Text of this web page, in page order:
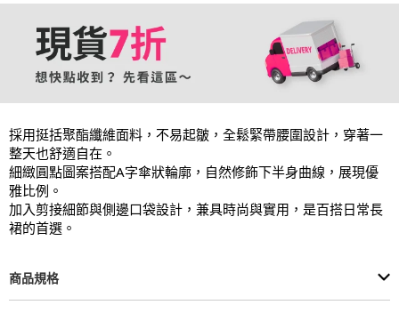
採用挺括聚酯纖維面料，不易起皺，全鬆緊帶腰圍設計，穿著一
整天也舒適自在。
細緻圓點圖案搭配A字傘狀輪廓，自然修飾下半身曲線，展現優
雅比例。
加入剪接細節與側邊口袋設計，兼具時尚與實用，是百搭日常長
裙的首選。
商品規格